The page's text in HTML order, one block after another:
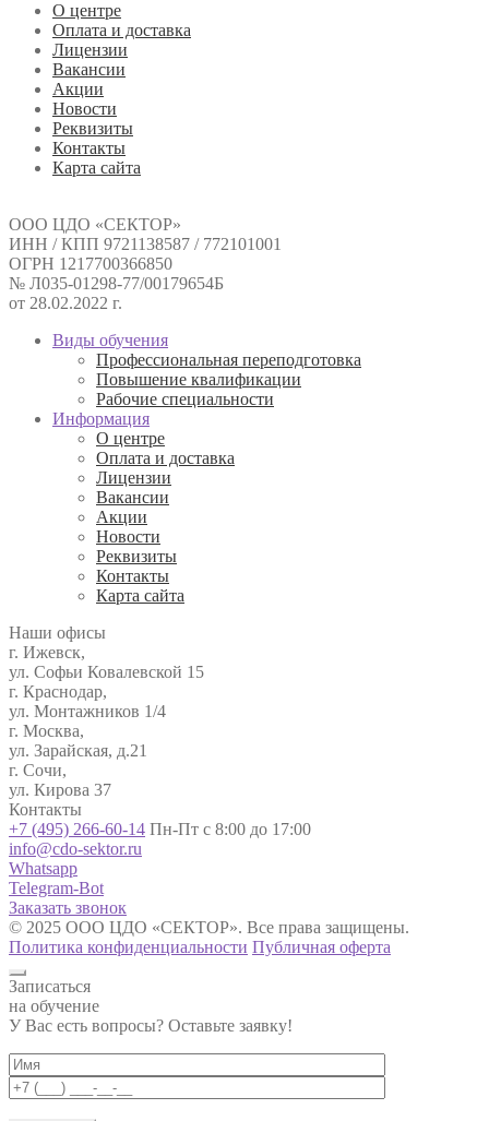
О центре
Оплата и доставка
Лицензии
Вакансии
Акции
Новости
Реквизиты
Контакты
Карта сайта
ООО ЦДО «СЕКТОР»
ИНН / КПП 9721138587 / 772101001
ОГРН 1217700366850
№ Л035-01298-77/00179654Б
от 28.02.2022 г.
Виды обучения
Профессиональная переподготовка
Повышение квалификации
Рабочие специальности
Информация
О центре
Оплата и доставка
Лицензии
Вакансии
Акции
Новости
Реквизиты
Контакты
Карта сайта
Наши офисы
г. Ижевск,
ул. Софьи Ковалевской 15
г. Краснодар,
ул. Монтажников 1/4
г. Москва,
ул. Зарайская, д.21
г. Сочи,
ул. Кирова 37
Контакты
+7 (495) 266-60-14 Пн-Пт с 8:00 до 17:00
info@cdo-sektor.ru
Whatsapp
Telegram-Bot
Заказать звонок
© 2025 ООО ЦДО «СЕКТОР». Все права защищены.
Политика конфиденциальности Публичная оферта
Записаться
на обучение
У Вас есть вопросы? Оставьте заявку!